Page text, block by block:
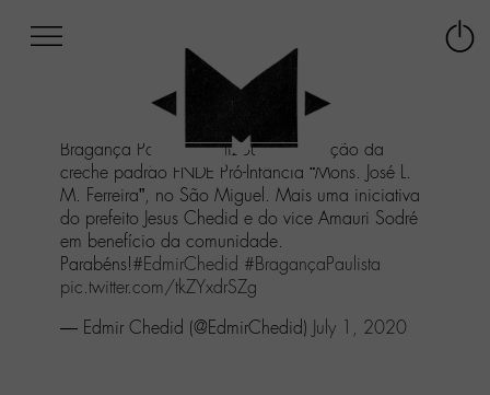
menu
Aller
au
contenu
Aller
recherche
Bragança Paulista finalizou a construção da
creche padrão FNDE Pró-Infância “Mons. José L.
M. Ferreira”, no São Miguel. Mais uma iniciativa
do prefeito Jesus Chedid e do vice Amauri Sodré
em benefício da comunidade.
Parabéns!#EdmirChedid #BragançaPaulista
pic.twitter.com/tkZYxdrSZg
— Edmir Chedid (@EdmirChedid) July 1, 2020